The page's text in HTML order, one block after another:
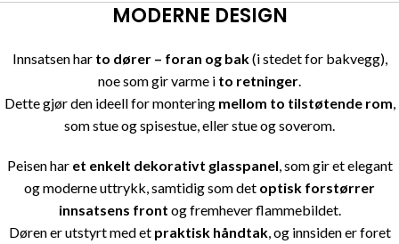
MODERNE DESIGN
Innsatsen har to dører – foran og bak(i stedet for bakvegg),
noe som gir varme i to retninger
Dette gjør den ideell for montering mellom to tilstøtende rom
som stue og spisestue, eller stue og soverom.
Peisen har et enkelt dekorativt glasspanel , som gir et elegant
og moderne uttrykk, samtidig som det optisk forstørrer
innsatsens front og fremhever flammebildet.
Døren er utstyrt med et praktisk håndtak, og innsiden er foret